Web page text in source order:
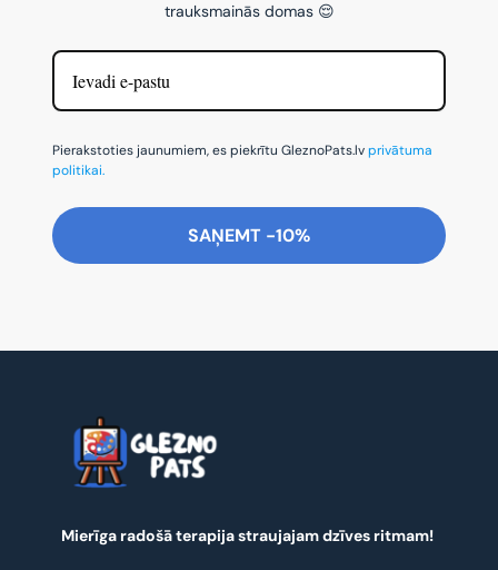
trauksmainās domas 😌
Pierakstoties jaunumiem, es piekrītu GleznoPats.lvprivātuma
politikai.
SAŅEMT -10%
Mierīga radošā terapija straujajam dzīves ritmam!